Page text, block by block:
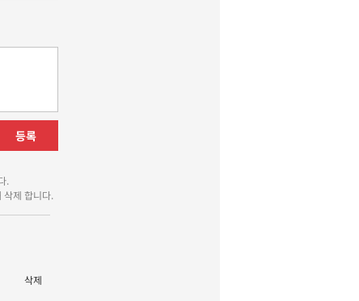
등록
.
삭제 합니다.
삭제